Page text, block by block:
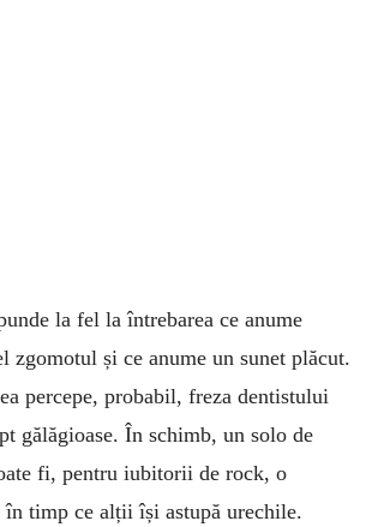
la fel la între­barea ce anume
zgomotul și ce anume un sunet plăcut.
percepe, probabil, freza den­tistului
gălăgioase. În schimb, un solo de
fi, pen­tru iubitorii de rock, o
în timp ce alții își astupă urechile.